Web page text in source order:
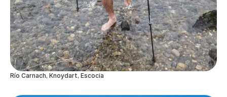
Río Carnach, Knoydart, Escocia